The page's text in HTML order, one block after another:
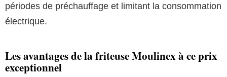
périodes de préchauffage et limitant la consommation
électrique.
Les avantages de la friteuse Moulinex à ce prix
exceptionnel